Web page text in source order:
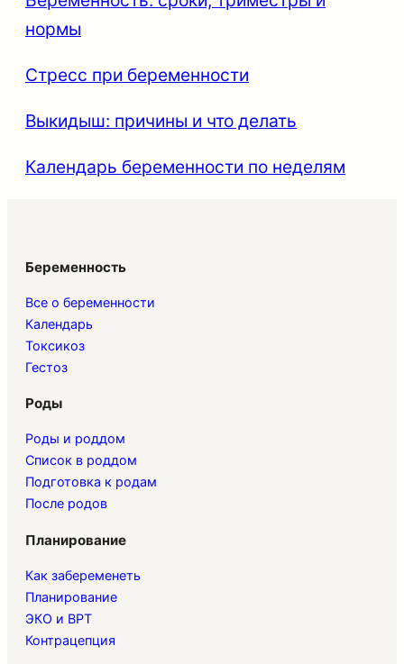
нормы
Стресс при беременности
Выкидыш: причины и что делать
Календарь беременности по неделям
Беременность
Все о беременности
Календарь
Токсикоз
Гестоз
Роды
Роды и роддом
Список в роддом
Подготовка к родам
После родов
Планирование
Как забеременеть
Планирование
ЭКО и ВРТ
Контрацепция